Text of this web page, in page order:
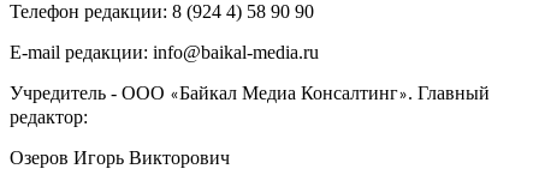
Телефон редакции: ‎‎8 (924 4) 58 90 90
E-mail редакции: info@baikal-media.ru
Учредитель - ООО «Байкал Медиа Консалтинг». Главный
редактор:
Озеров Игорь Викторович